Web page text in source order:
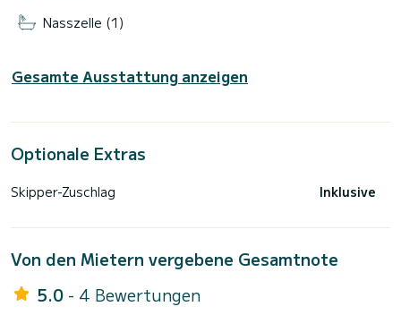
Nasszelle (1)
Gesamte Ausstattung anzeigen
Optionale Extras
Skipper-Zuschlag Inklusive
Von den Mietern vergebene Gesamtnote
5.0 - 4 Bewertungen